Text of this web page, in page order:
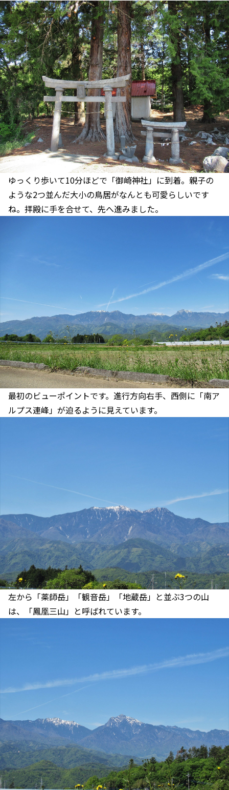
ゆっくり歩いて10分ほどで「御崎神社」に到着。親子の
ような2つ並んだ大小の鳥居がなんとも可愛らしいです
ね。拝殿に手を合せて、先へ進みました。
最初のビューポイントです。進行方向右手、西側に「南ア
ルプス連峰」が迫るように見えています。
左から「薬師岳」「観音岳」「地蔵岳」と並ぶ3つの山
は、「鳳凰三山」と呼ばれています。